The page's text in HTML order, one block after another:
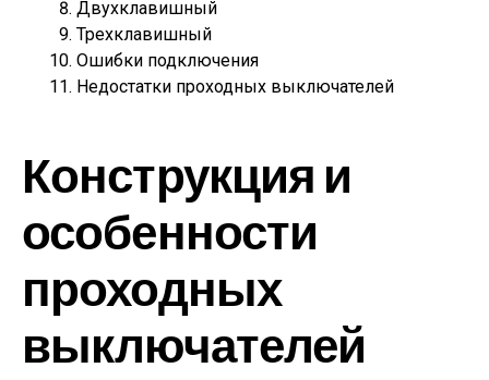
Двухклавишный
Трехклавишный
Ошибки подключения
Недостатки проходных выключателей
Конструкция и
особенности
проходных
выключателей